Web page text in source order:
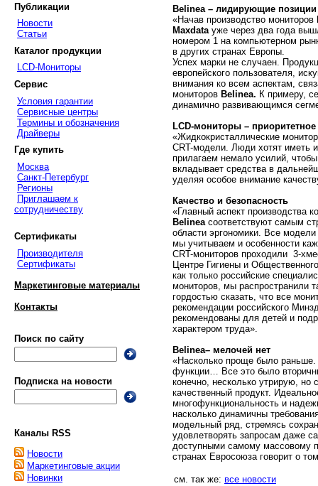
Публикации
Новости
Статьи
Каталог продукции
LCD-Мониторы
Сервис
Условия гарантии
Сервисные центры
Термины и обозначения
Драйверы
Где купить
Москва
Санкт-Петербург
Регионы
Приглашаем к
сотрудничеству
Сертификаты
Производителя
Сертификаты
Маркетинговые материалы
Контакты
Поиск по сайту
Подписка на новости
Каналы RSS
Новости
Маркетинговые акции
Новинки
Belinea – лидирующие позиции
«Начав производство мониторов
Maxdata уже через два года
номером 1 на компьютерном
в других странах Европы.
Успех марки не случаен.
европейского пользователя,
внимания ко всем аспектам,
мониторов Belinea. К примеру,
динамично развивающимся
LCD-мониторы –
«Жидкокристаллические
CRT-модели. Люди хотят иметь
прилагаем немало усилий,
вкладывает средства в
уделяя особое внимание
Качество и безопасность
«Главный аспект производства
Belinea соответствуют самым
области эргономики. Все
мы учитываем и особенности
CRT-мониторов проходили 3-
Центре Гигиены и
как только российские
мониторов, мы распространили
гордостью сказать, что все
рекомендации российского
рекомендованы для детей и
характером труда».
Belinea– мелочей нет
«Насколько проще было раньше.
функции… Все это было
конечно, несколько утрирую, но
качественный продукт.
многофункциональность и
насколько динамичны
модельный ряд, стремясь
удовлетворять запросам даже
доступными самому массовому
странах Евросоюза говорит о
см. так же: все новости